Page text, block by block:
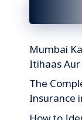
Mumbai
Itihaas Aur
The
Insurance